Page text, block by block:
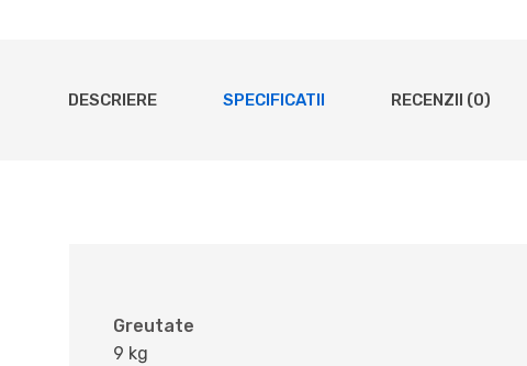
DESCRIERE SPECIFICATII RECENZII (0)
Greutate
9 kg